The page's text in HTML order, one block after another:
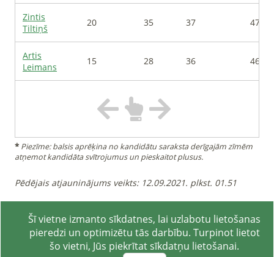
Zintis
Tiltiņš
20 35 37 473
Artis
Leimans
15 28 36 467
* Piezīme: balsis aprēķina no kandidātu saraksta derīgajām zīmēm
atņemot kandidāta svītrojumus un pieskaitot plusus.
Pēdējais atjauninājums veikts: 12.09.2021. plkst. 01.51
izstrādātājs
Pasūtītājs: Centrālā vēlēšanu komisija
Pārlūks:Chrome131
Šī vietne izmanto sīkdatnes, lai uzlabotu lietošanas
pieredzi un optimizētu tās darbību. Turpinot lietot
šo vietni, Jūs piekrītat sīkdatņu lietošanai.